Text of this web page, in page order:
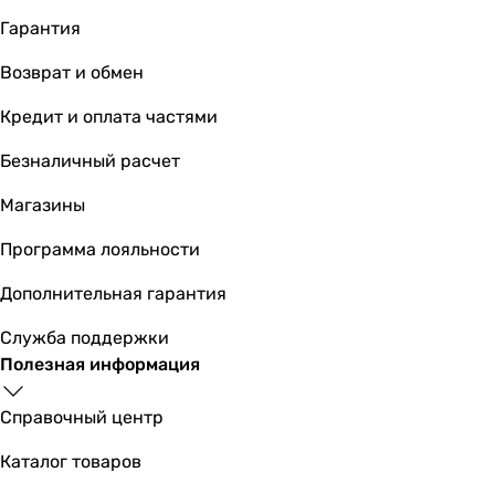
414 м²
227 м²
227 м²
467 м²
687 м²
234 м²
Типоразмер установки
550
550
900
300
600
Гарантия
Возврат и обмен
Кредит и оплата частями
Безналичный расчет
Магазины
Программа лояльности
Дополнительная гарантия
Служба поддержки
Полезная информация
Справочный центр
Каталог товаров